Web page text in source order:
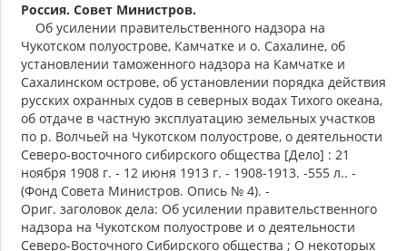
Россия. Совет Министров.
Об усилении правительственного надзора на
Чукотском полуострове, Камчатке и о. Сахалине, об
установлении таможенного надзора на Камчатке и
Сахалинском острове, об установлении порядка действия
русских охранных судов в северных водах Тихого океана,
об отдаче в частную эксплуатацию земельных участков
по р. Волчьей на Чукотском полуострове, о деятельности
Северо-восточного сибирского общества [Дело] : 21
ноября 1908 г. - 12 июня 1913 г. - 1908-1913. -555 л.. -
(Фонд Совета Министров. Опись № 4). -
Ориг. заголовок дела: Об усилении правительственного
надзора на Чукотском полуострове и о деятельности
Северо-Восточного Сибирского общества ; О некоторых